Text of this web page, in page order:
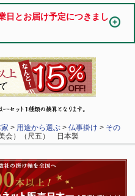
日とお届け予定につきまし
> 用途から選ぶ >仏事掛け > その
会）（尺五） 日本製